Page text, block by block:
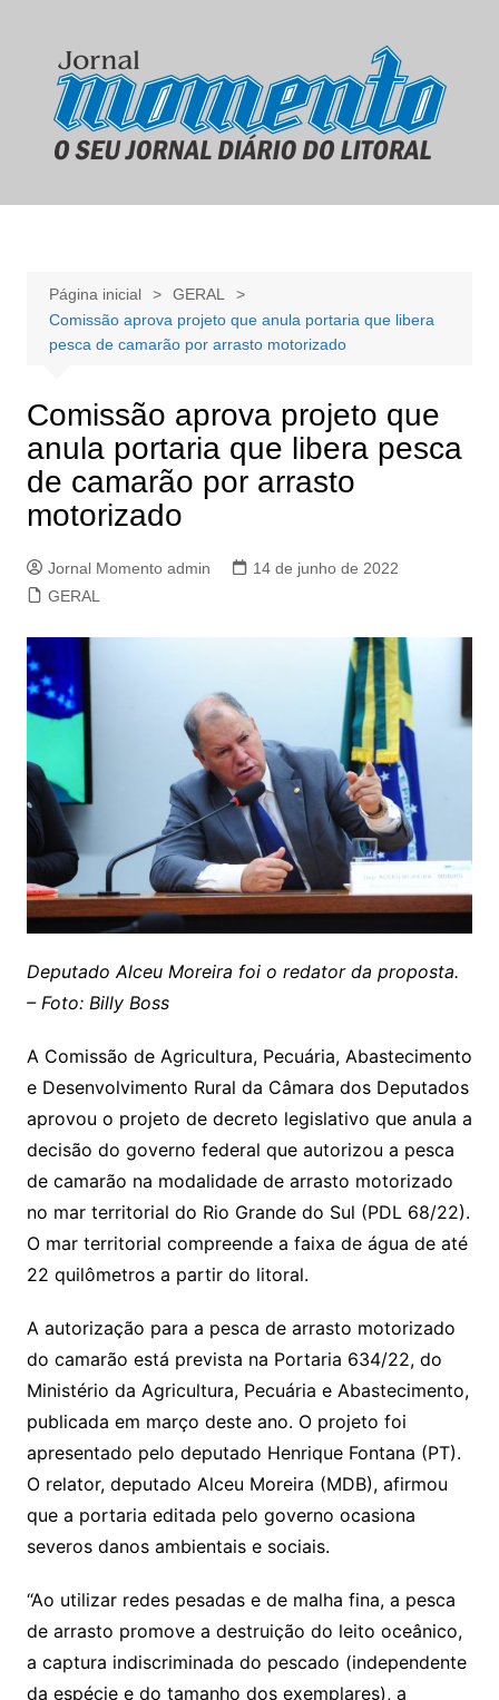
conteúdo
Página inicial
GERAL
Comissão aprova projeto que anula portaria que libera
pesca de camarão por arrasto motorizado
Comissão aprova projeto que
anula portaria que libera pesca
de camarão por arrasto
motorizado
Jornal Momento admin
14 de junho de 2022
GERAL
Deputado Alceu Moreira foi o redator da proposta.
– Foto: Billy Boss
A Comissão de Agricultura, Pecuária, Abastecimento
e Desenvolvimento Rural da Câmara dos Deputados
aprovou o projeto de decreto legislativo que anula a
decisão do governo federal que autorizou a pesca
de camarão na modalidade de arrasto motorizado
no mar territorial do Rio Grande do Sul (PDL 68/22).
O mar territorial compreende a faixa de água de até
22 quilômetros a partir do litoral.
A autorização para a pesca de arrasto motorizado
do camarão está prevista na Portaria 634/22, do
Ministério da Agricultura, Pecuária e Abastecimento,
publicada em março deste ano. O projeto foi
apresentado pelo deputado Henrique Fontana (PT).
O relator, deputado Alceu Moreira (MDB), afirmou
que a portaria editada pelo governo ocasiona
severos danos ambientais e sociais.
“Ao utilizar redes pesadas e de malha fina, a pesca
de arrasto promove a destruição do leito oceânico,
a captura indiscriminada do pescado (independente
da espécie e do tamanho dos exemplares), a